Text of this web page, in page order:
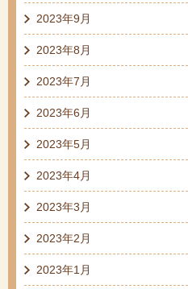
2023年9月
2023年8月
2023年7月
2023年6月
2023年5月
2023年4月
2023年3月
2023年2月
2023年1月